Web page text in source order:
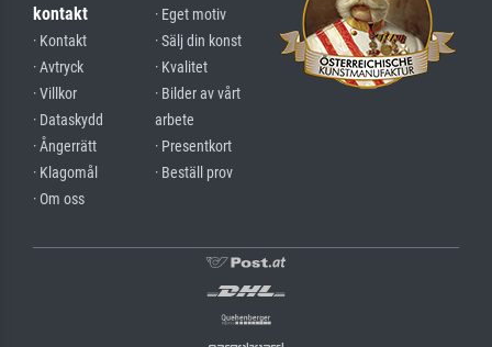
kontakt
· Kontakt
· Avtryck
· Villkor
· Dataskydd
· Ångerrätt
· Klagomål
· Om oss
· Eget motiv
· Sälj din konst
· Kvalitet
· Bilder av vårt
arbete
· Presentkort
· Beställ prov